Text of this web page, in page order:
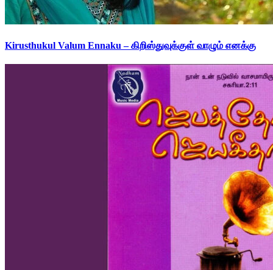
Kirusthukul Valum Ennaku – கிறிஸ்துவுக்குள் வாழும் எனக்கு